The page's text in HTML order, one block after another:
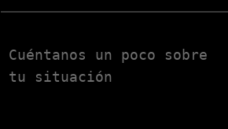
Untitled